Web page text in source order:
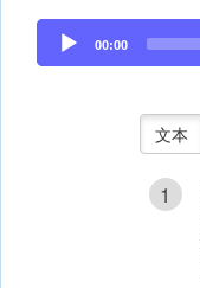
Audio
Player
00:00
文本
1